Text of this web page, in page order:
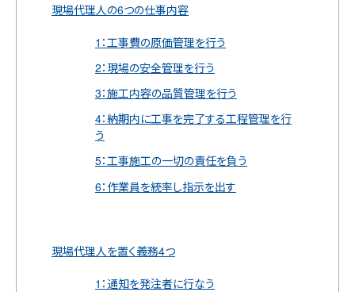
現場代理人の6つの仕事内容
1：工事費の原価管理を行う
2：現場の安全管理を行う
3：施工内容の品質管理を行う
4：納期内に工事を完了する工程管理を行
う
5：工事施工の一切の責任を負う
6：作業員を統率し指示を出す
現場代理人を置く義務4つ
1：通知を発注者に行なう